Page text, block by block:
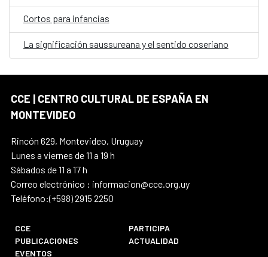
Cortos para infancias
La significación saussureana y el sentido coseriano
CCE | CENTRO CULTURAL DE ESPAÑA EN
MONTEVIDEO
Rincón 629, Montevideo, Uruguay
Lunes a viernes de 11 a 19 h
Sábados de 11 a 17 h
Correo electrónico : informacion@cce.org.uy
Teléfono:(+598) 2915 2250
CCE
PARTICIPA
PUBLICACIONES
ACTUALIDAD
EVENTOS